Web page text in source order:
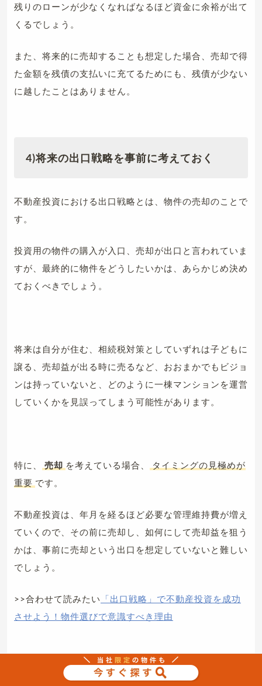
残りのローンが少なくなればなるほど資金に余裕が出て
くるでしょう。
また、将来的に売却することも想定した場合、売却で得
た金額を残債の支払いに充てるためにも、残債が少ない
に越したことはありません。
4)将来の出口戦略を事前に考えておく
不動産投資における出口戦略とは、物件の売却のことで
す。
投資用の物件の購入が入口、売却が出口と言われていま
すが、最終的に物件をどうしたいかは、あらかじめ決め
ておくべきでしょう。
将来は自分が住む、相続税対策としていずれは子どもに
譲る、売却益が出る時に売るなど、おおまかでもビジョ
ンは持っていないと、どのように一棟マンションを運営
していくかを見誤ってしまう可能性があります。
特に、 売却 を考えている場合、
タイミングの見極めが
重要 です。
不動産投資は、年月を経るほど必要な管理維持費が増え
ていくので、その前に売却し、如何にして売却益を狙う
かは、事前に売却という出口を想定していないと難しい
でしょう。
>>合わせて読みたい
「出口戦略」で不動産投資を成功
させよう！物件選びで意識すべき理由